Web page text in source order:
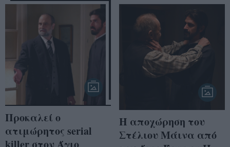
Προκαλεί ο
ατιμώρητος serial
Η αποχώρηση του
Στέλιου Μάινα από